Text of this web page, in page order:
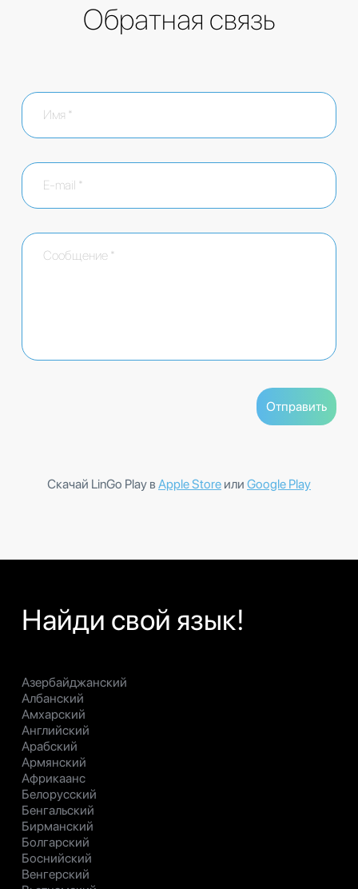
Обратная связь
Скачай LinGo Play в Apple Store или Google Play
Найди свой язык!
Азербайджанский
Албанский
Амхарский
Английский
Арабский
Армянский
Африкаанс
Белорусский
Бенгальский
Бирманский
Болгарский
Боснийский
Венгерский